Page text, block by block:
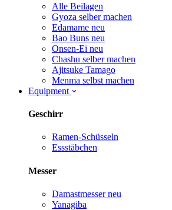
Alle Beilagen
Gyoza selber machen
Edamame neu
Bao Buns neu
Onsen-Ei neu
Chashu selber machen
Ajitsuke Tamago
Menma selbst machen
Equipment
Geschirr
Ramen-Schüsseln
Essstäbchen
Messer
Damastmesser neu
Yanagiba